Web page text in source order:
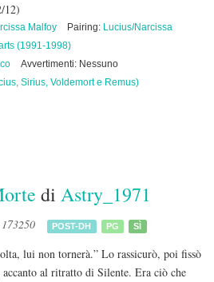
12)
Malfoy Pairing: Lucius/Narcissa
(1991-1998)
Avvertimenti: Nessuno
Sirius, Voldemort e Remus)
di Astry_1971
POST-DH PG SÌ
lui non tornerà.” Lo rassicurò, poi fissò
accanto al ritratto di Silente. Era ciò che